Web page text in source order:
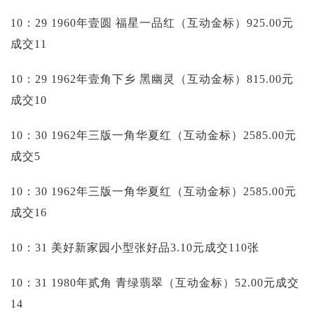
10：29 1960年壹圆 福星一品红（互动金标）925.00元
成交11
10：29 1962年壹角下乡 黑幽灵（互动金标）815.00元
成交10
10：30 1962年三版一角华夏红（互动金标）2585.00元
成交5
10：30 1962年三版一角华夏红（互动金标）2585.00元
成交16
10：31 美好新家园小型张好品3.10元成交110张
10：31 1980年贰角 青绿翡翠（互动金标）52.00元成交
14